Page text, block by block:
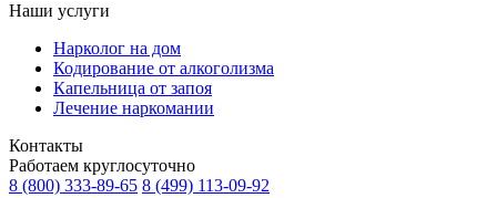
Наши услуги
Нарколог на дом
Кодирование от алкоголизма
Капельница от запоя
Лечение наркомании
Контакты
Работаем круглосуточно
8 (800) 333-89-65 8 (499) 113-09-92